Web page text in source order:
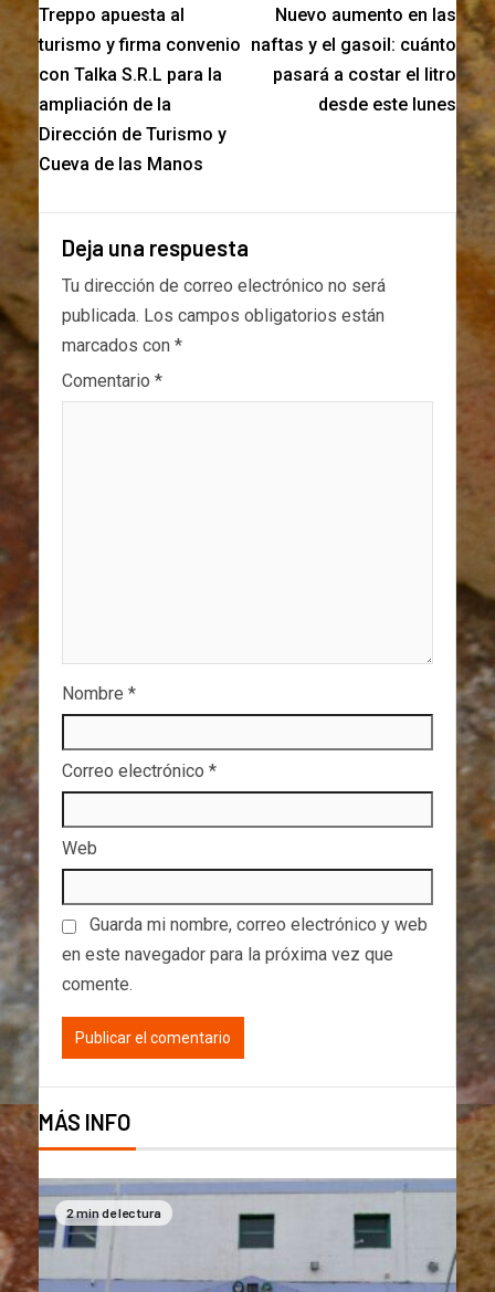
Treppo apuesta al
turismo y firma convenio
con Talka S.R.L para la
ampliación de la
Dirección de Turismo y
Cueva de las Manos
Nuevo aumento en las
naftas y el gasoil: cuánto
pasará a costar el litro
desde este lunes
Deja una respuesta
Tu dirección de correo electrónico no será
publicada. Los campos obligatorios están
marcados con *
Comentario *
Nombre *
Correo electrónico *
Web
Guarda mi nombre, correo electrónico y web
en este navegador para la próxima vez que
comente.
MÁS INFO
2 min de lectura